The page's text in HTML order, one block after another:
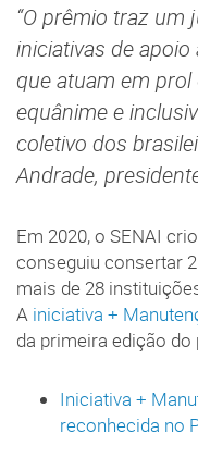
“O prêmio traz
iniciativas de
que atuam em
equânime e
coletivo dos
Andrade,
Em 2020, o SENAI
conseguiu consertar
mais de 28
A iniciativa +
da primeira edição do
Iniciativa +
reconhecida no